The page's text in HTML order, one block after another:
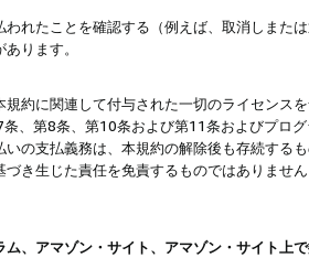
われたことを確認する（例えば、取消しまた
ります。
規約に関連して付与された一切のライセンス
、第8条、第10条および第11条およびプロ
いの支払義務は、本規約の解除後も存続する
づき生じた責任を免責するものではありませ
ム、アマゾン・サイト、アマゾン・サイト上